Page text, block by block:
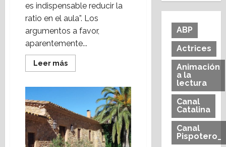
es indispensable reducir la
ratio en el aula”. Los
argumentos a favor,
aparentemente...
Leer másLeer
más
resta
que
suma
(Heraldo
Escolar)
ABP
Actrices
Animación
a la
lectura
Canal
Catalina
Canal
Pispotero_